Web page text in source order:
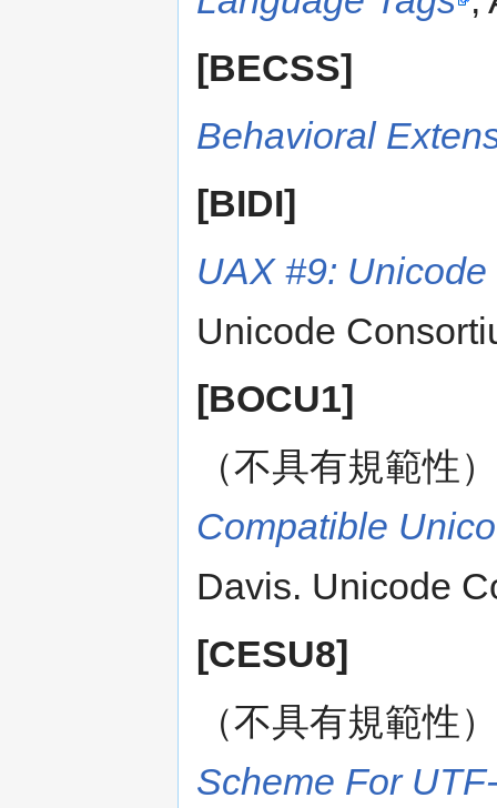
[BECSS]
Behavioral
[BIDI]
UAX #9:
Unicode
[BOCU1]
（不具有規範性）
Compatible
Davis. Unicode
[CESU8]
（不具有規範性）
Scheme For